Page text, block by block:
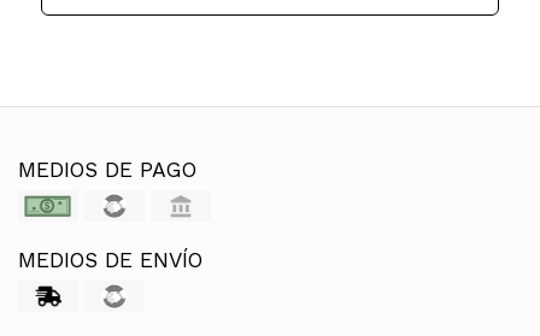
MEDIOS DE PAGO
MEDIOS DE ENVÍO